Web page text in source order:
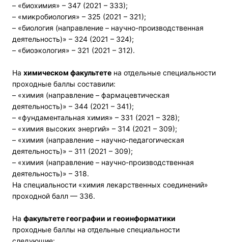
– «биохимия» – 347 (2021 – 333);
– «микробиология» – 325 (2021 – 321);
– «биология (направление – научно-производственная
деятельность)» – 324 (2021 – 324);
– «биоэкология» – 321 (2021 – 312).
На химическом факультете на отдельные специальности
проходные баллы составили:
– «химия (направление – фармацевтическая
деятельность)» – 344 (2021 – 341);
– «фундаментальная химия» – 331 (2021 – 328);
– «химия высоких энергий» – 314 (2021 – 309);
– «химия (направление – научно-педагогическая
деятельность)» – 311 (2021 – 309);
– «химия (направление – научно-производственная
деятельность)» – 318.
На специальности «химия лекарственных соединений»
проходной балл — 336.
На факультете географии и геоинформатики
проходные баллы на отдельные специальности